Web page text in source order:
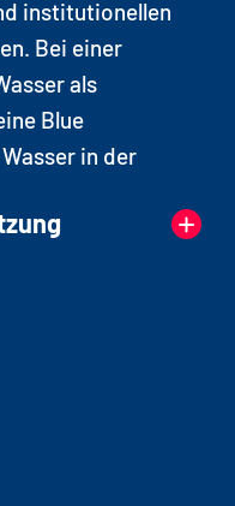
institutionellen
Bei einer
als
Blue
in der